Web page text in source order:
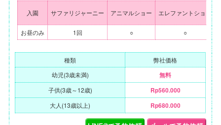
入園 サファリジャーニー アニマルショー エレファントショー
お昼のみ 1回 ○ ○
種類
弊社価格
幼児(3歳未満)
無料
子供(3歳～12歳)
Rp560.000
大人(13歳以上)
Rp680.000